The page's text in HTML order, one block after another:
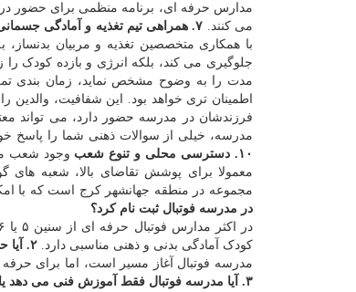
مدارس حرفه ای، برنامه منظمی برای حضور در
می کنند. ۷. همراهی تیم تغذیه و آمادگی جسمانی
با همکاری متخصصین تغذیه و مربیان
جلوگیری می کند، بلکه انرژی و بازده کودک را
مدت را به وضوح مشخص نماید، زمان بندی
اطمینان تری خواهد بود. این شفافیت،
فرزندشان در مدرسه حضور دارد، می تواند
مدرسه، خیلی از سوالات ذهنی شما را پاسخ
۱۰. دسترسی محلی و تنوع شعب
وجود شعب
معمولا برای پوشش تقاضای بالا، شعبه های
مجموعه در منطقه جهانشهر کرج است که با
در مدرسه فوتبال ثبت نام کرد؟
در اکثر مدارس فوتبال حرفه ای از سنین ۵ یا ۶ سالگی امکان ثبت نام وجود دارد، اما بهترین زمان شروع
کودک آمادگی بدنی و ذهنی مناسبی دارد. ۲. آیا حضور در مدرسه فوتبال برای آینده حرفه ای فرزندم کافی است؟
مدرسه فوتبال آغاز مسیر است، اما برای
۳. آیا مدرسه فوتبال فقط آموزش فنی می دهد یا رشد اجتماعی کودک هم درنظر گرفته می شود؟